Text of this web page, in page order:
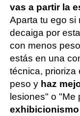
vas a partir la
Aparta tu ego si
decaiga por
con menos
estás en una
técnica, prioriza
peso y haz
lesiones" o "Me
exhibicionismo